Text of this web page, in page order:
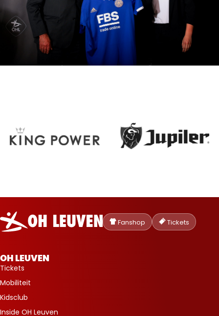
Oud-
Heverlee
Leuven
Fanshop Tickets
OH LEUVEN
Tickets
Mobiliteit
Kidsclub
Inside OH Leuven